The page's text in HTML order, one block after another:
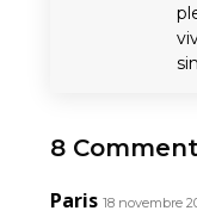
8
Paris 18 novembre